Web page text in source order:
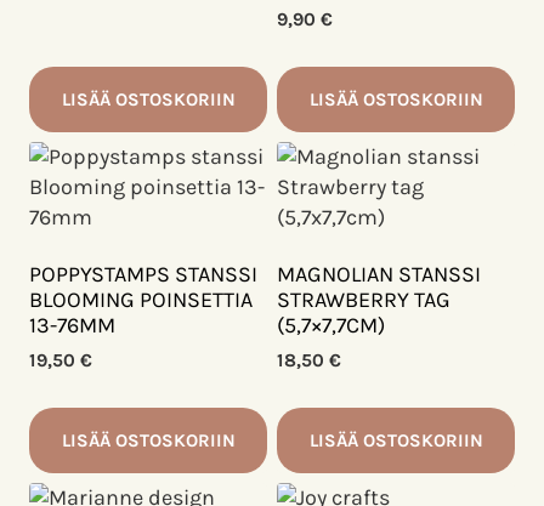
LISÄÄ OSTOSKORIIN
9,90 €
LISÄÄ OSTOSKORIIN
POPPYSTAMPS STANSSI
BLOOMING POINSETTIA
13-76MM
19,50 €
LISÄÄ OSTOSKORIIN
MAGNOLIAN STANSSI
STRAWBERRY TAG
(5,7×7,7CM)
18,50 €
LISÄÄ OSTOSKORIIN